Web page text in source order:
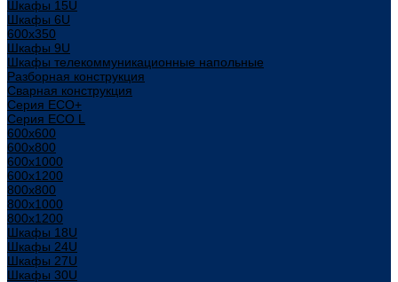
Шкафы 15U
Шкафы 6U
600x350
Шкафы 9U
Шкафы телекоммуникационные напольные
Разборная конструкция
Сварная конструкция
Серия ECO+
Серия ECO L
600x600
600x800
600х1000
600х1200
800x800
800х1000
800х1200
Шкафы 18U
Шкафы 24U
Шкафы 27U
Шкафы 30U